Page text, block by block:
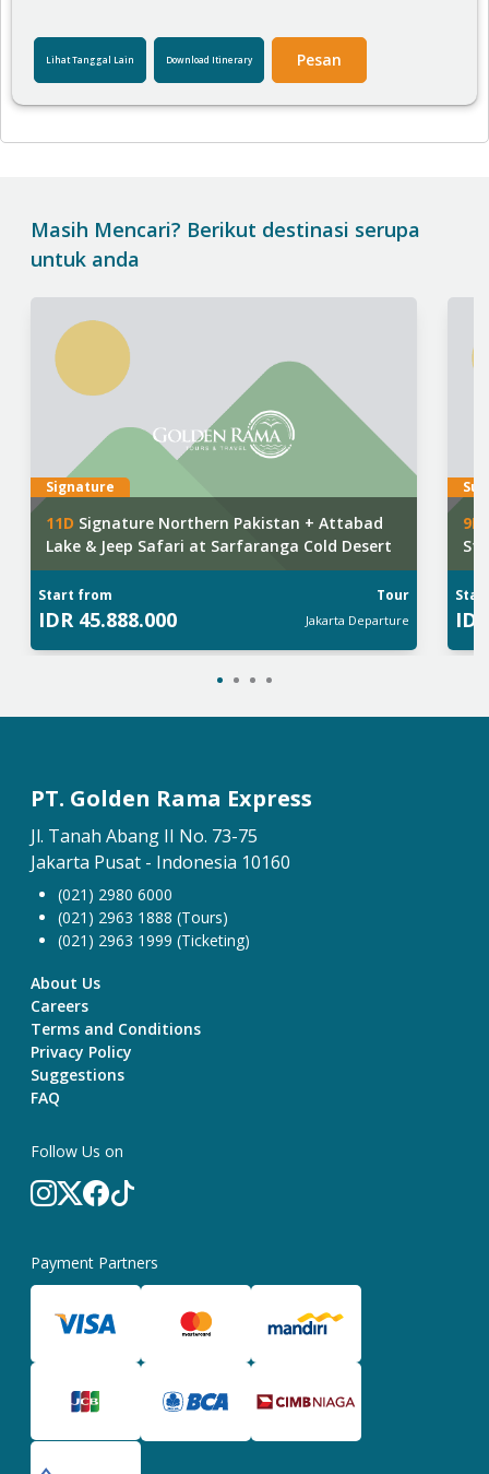
Lihat Tanggal Lain Download Itinerary Pesan
Masih Mencari? Berikut destinasi serupa
untuk anda
Signature
11D Signature Northern Pakistan + Attabad
Lake & Jeep Safari at Sarfaranga Cold Desert
Start from Tour
IDR 45.888.000 Jakarta Departure
9D
PT. Golden Rama Express
Jl. Tanah Abang II No. 73-75
Jakarta Pusat - Indonesia 10160
(021) 2980 6000
(021) 2963 1888 (Tours)
(021) 2963 1999 (Ticketing)
About Us
Careers
Terms and Conditions
Privacy Policy
Suggestions
FAQ
Follow Us on
Payment Partners